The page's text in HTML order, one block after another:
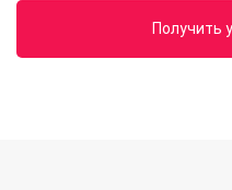
Получить